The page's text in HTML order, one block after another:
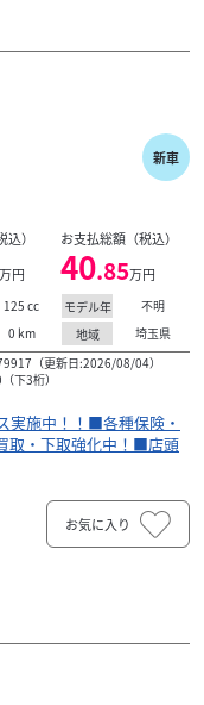
新車
）
万円
お支払総額（税込）
40.85万円
125 cc モデル年
不明
0 km 地域
埼玉県
（更新日:2026/08/04）
下3桁）
実施中！！■各種保険・
取・下取強化中！■店頭
お気に入り